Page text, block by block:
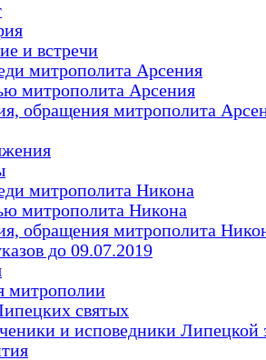
и встречи
митрополита Арсения
митрополита Арсения
обращения митрополита
митрополита Никона
митрополита Никона
обращения митрополита
до 09.07.2019
митрополии
святых
и исповедники Липецкой